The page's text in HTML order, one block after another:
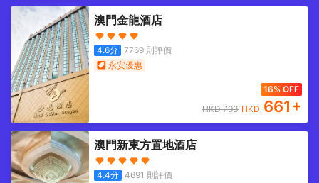
澳門金龍酒店
4.6分 7769則評價
永安優惠
16% OFF
HKD793 HKD 661+
澳門新東方置地酒店
4.4分 4691 則評價